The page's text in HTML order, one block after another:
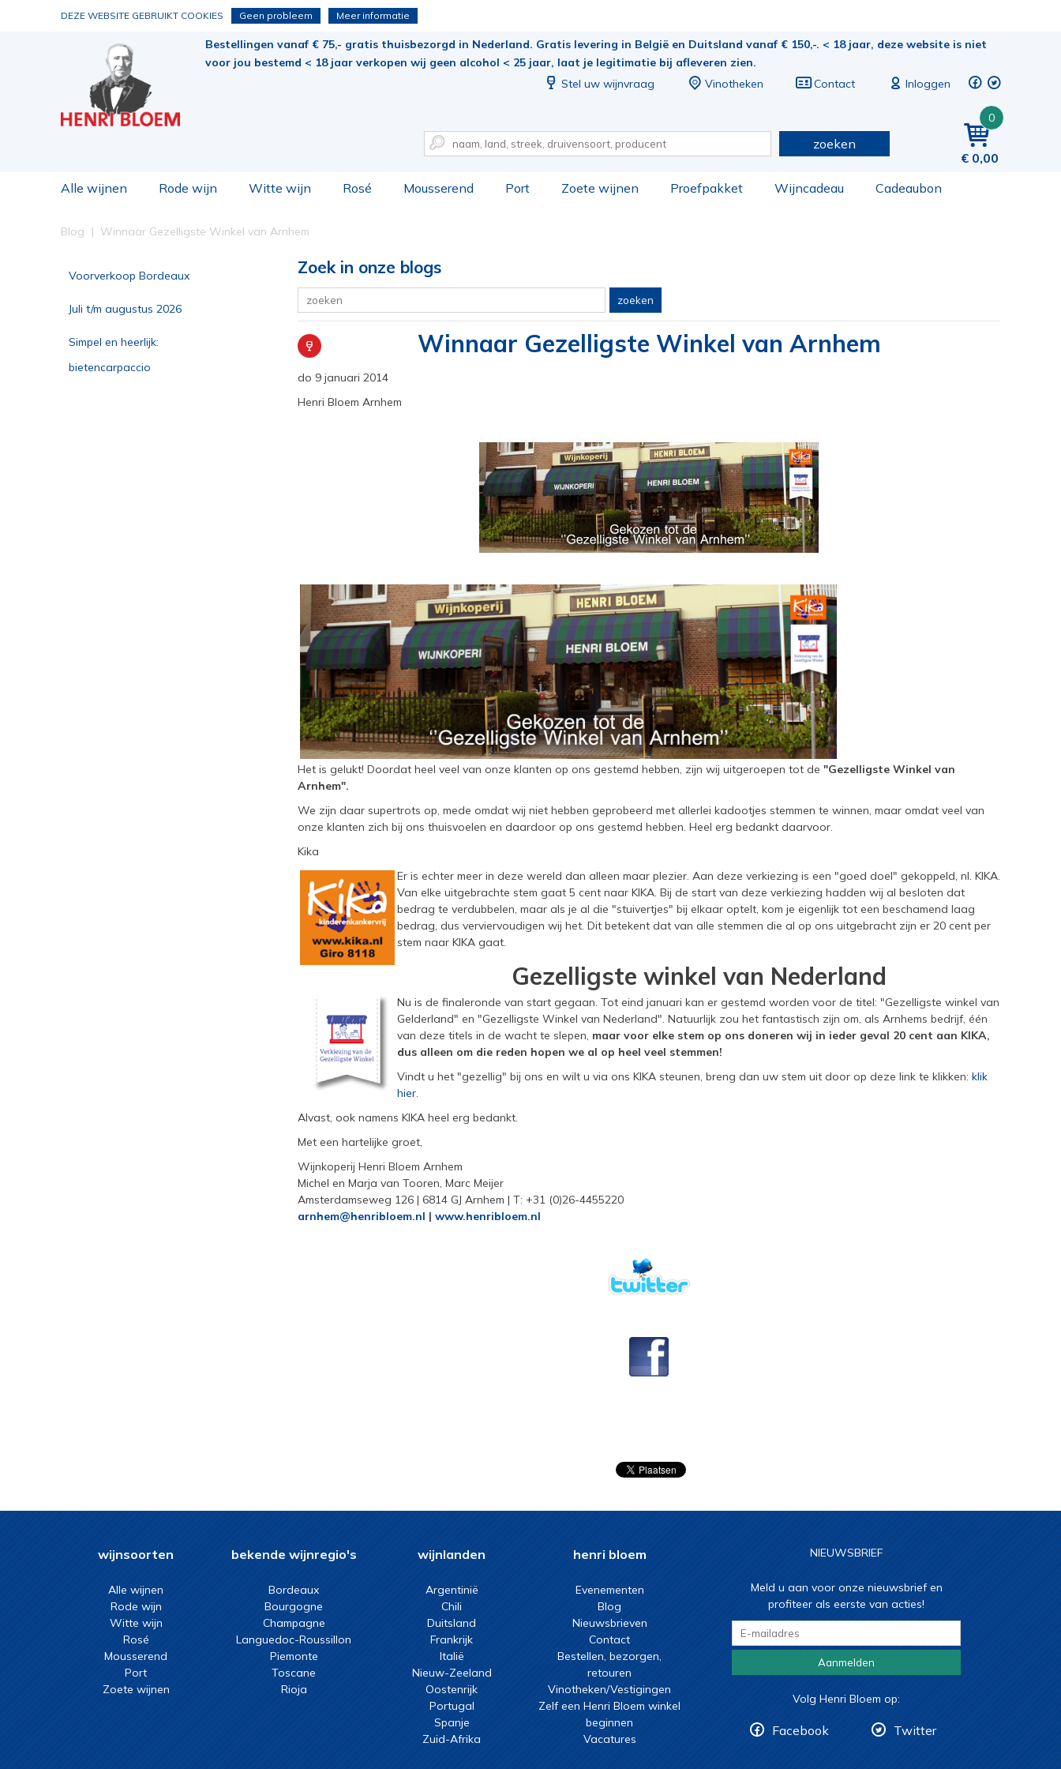
DEZE WEBSITE GEBRUIKT COOKIES Geen probleem Meer informatie
Bestellingen vanaf € 75,- gratis thuisbezorgd in Nederland. Gratis levering in België en Duitsland vanaf € 150,-. < 18 jaar, deze website is niet
voor jou bestemd < 18 jaar verkopen wij geen alcohol < 25 jaar, laat je legitimatie bij afleveren zien.
Stel uw wijnvraag
Vinotheken Contact Inloggen
0
0,00
zoeken
Alle wijnen Rode wijn Witte wijn Rosé Mousserend Port Zoete wijnen Proefpakket Wijncadeau Cadeaubon
Blog Winnaar Gezelligste Winkel van Arnhem
Voorverkoop Bordeaux
Juli t/m augustus 2026
Simpel en heerlijk:
bietencarpaccio
Zoek in onze blogs
zoeken
Winnaar Gezelligste Winkel van Arnhem
do 9 januari 2014
Henri Bloem Arnhem
Het is gelukt! Doordat heel veel van onze klanten op ons gestemd hebben, zijn wij uitgeroepen tot de "Gezelligste Winkel van
Arnhem".
We zijn daar supertrots op, mede omdat wij niet hebben geprobeerd met allerlei kadootjes stemmen te winnen, maar omdat veel van
onze klanten zich bij ons thuisvoelen en daardoor op ons gestemd hebben. Heel erg bedankt daarvoor.
Kika
Er is echter meer in deze wereld dan alleen maar plezier. Aan deze verkiezing is een "goed doel" gekoppeld, nl. KIKA.
Van elke uitgebrachte stem gaat 5 cent naar KIKA. Bij de start van deze verkiezing hadden wij al besloten dat
bedrag te verdubbelen, maar als je al die "stuivertjes" bij elkaar optelt, kom je eigenlijk tot een beschamend laag
bedrag, dus verviervoudigen wij het. Dit betekent dat van alle stemmen die al op ons uitgebracht zijn er 20 cent per
stem naar KIKA gaat.
Gezelligste winkel van Nederland
Nu is de finaleronde van start gegaan. Tot eind januari kan er gestemd worden voor de titel: "Gezelligste winkel van
Gelderland" en "Gezelligste Winkel van Nederland". Natuurlijk zou het fantastisch zijn om, als Arnhems bedrijf, één
van deze titels in de wacht te slepen, maar voor elke stem op ons doneren wij in ieder geval 20 cent aan KIKA,
dus alleen om die reden hopen we al op heel veel stemmen!
Vindt u het "gezellig" bij ons en wilt u via ons KIKA steunen, breng dan uw stem uit door op deze link te klikken: klik
hier.
Alvast, ook namens KIKA heel erg bedankt.
Met een hartelijke groet,
Wijnkoperij Henri Bloem Arnhem
Michel en Marja van Tooren, Marc Meijer
Amsterdamseweg 126 | 6814 GJ Arnhem | T: +31 (0)26-4455220
arnhem@henribloem.nl | www.henribloem.nl
wijnsoorten
Alle wijnen
Rode wijn
Witte wijn
Rosé
Mousserend
Port
Zoete wijnen
bekende wijnregio's
Bordeaux
Bourgogne
Champagne
Languedoc-Roussillon
Piemonte
Toscane
Rioja
wijnlanden
Argentinië
Chili
Duitsland
Frankrijk
Italië
Nieuw-Zeeland
Oostenrijk
Portugal
Spanje
Zuid-Afrika
henri bloem
Evenementen
Blog
Nieuwsbrieven
Contact
Bestellen, bezorgen,
retouren
Vinotheken/Vestigingen
Zelf een Henri Bloem winkel
beginnen
Vacatures
NIEUWSBRIEF
Meld u aan voor onze nieuwsbrief en
profiteer als eerste van acties!
Aanmelden
Volg Henri Bloem op:
Facebook Twitter